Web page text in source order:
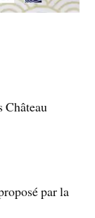
Château
par la